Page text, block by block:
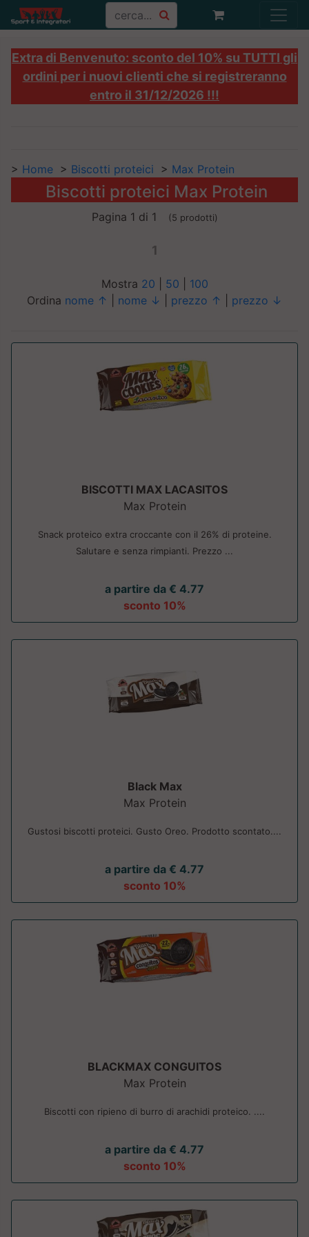
Extra di Benvenuto: sconto del 10% su TUTTI gli
ordini per i nuovi clienti che si registreranno
entro il 31/12/2026 !!!
> Home > Biscotti proteici > Max Protein
Biscotti proteici Max Protein
Pagina 1 di 1 (5 prodotti)
1
Mostra 20 50
100
Ordina nome ↑ nome ↓ prezzo ↑ prezzo ↓
BISCOTTI MAX LACASITOS
Max Protein
Snack proteico extra croccante con il 26% di proteine.
Salutare e senza rimpianti. Prezzo ...
a partire da € 4.77
sconto 10%
Black Max
Max Protein
Gustosi biscotti proteici. Gusto Oreo. Prodotto scontato....
a partire da € 4.77
sconto 10%
BLACKMAX CONGUITOS
Max Protein
Biscotti con ripieno di burro di arachidi proteico. ....
a partire da € 4.77
sconto 10%